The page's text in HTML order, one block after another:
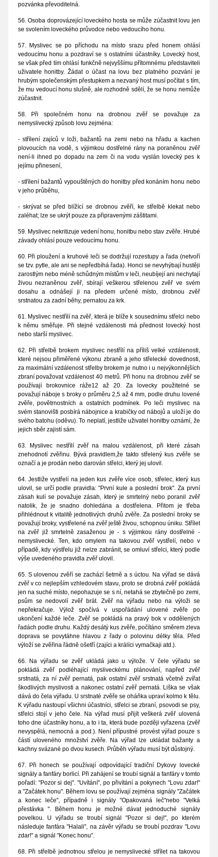
pozvánka převoditelná.
56. Osoba doprovázející loveckého hosta se může zúčastnit lovu jen
se svolením loveckého průvodce nebo vedoucího honu.
57. Myslivec se po příchodu na místo srazu před honem ohlásí
vedoucímu honu a pozdraví se s ostatními účastníky. Lovecký host,
se však před tím ohlásí funkčně nejvyššímu přítomnému představiteli
uživatele honitby. Žádat o účast na lovu bez platného pozvání je
hrubým společenským přestupkem a nezvaný host musí počítat s tím,
že mu vedoucí honu slušně, ale rozhodně sdělí, že se honu nemůže
zúčastnit.
58. Při společném honu na drobnou zvěř se považuje za
nemyslivecký způsob lovu zejména:
- střílení zajíců v loži, bažantů na zemi nebo na hřadu a kachen
plovoucích na vodě, s výjimkou dostřelné rány na poraněnou zvěř
není-li ihned po dopadu na zem či na vodu vyslán lovecký pes k
jejímu přinesení,
- střílení bažantů vypouštěných do honitby před konáním honu nebo
v jeho průběhu,
- skrývat se před blížící se drobnou zvěří, ke střelbě klekat nebo
zaléhat; lze se ukrýt pouze za připravenými záštitami.
59. Myslivec nekritizuje vedení honu, honitbu nebo stav zvěře. Hrubé
závady ohlásí pouze vedoucímu honu.
60. Při ploužení a kruhové leči se dodržují rozestupy a řada (netvoří
se tzv. pytle, ale ani se nepředbíhá řada). Honci se nevyhýbají hustěji
zarostlým nebo méně schůdným místům v leči, neubíjejí ani nechytají
živou nezraněnou zvěř, sbírají veškerou střelenou zvěř ve svém
dosahu a odnášejí ji na předem určené místo, drobnou zvěř
srstnatou za zadní běhy, pernatou za krk.
61. Myslivec nestřílí na zvěř, která je blíže k sousednímu střelci nebo
k němu směřuje. Při stejné vzdálenosti má přednost lovecký host
nebo starší myslivec.
62. Při střelbě brokem myslivec nestřílí na příliš velké vzdálenosti,
které nejsou přiměřené výkonu zbraně a jeho střelecké dovednosti,
za maximální vzdálenost střelby brokem je nutno i u nejvýkonnějších
zbraní považovat vzdálenost 40 metrů. Při honu na drobnou zvěř se
používají brokovnice ráže12 až 20. Za lovecky použitelné se
považují náboje s broky o průměru 2,5 až 4 mm, podle druhu lovené
zvěře, povětrnostních a ostatních podmínek. Po leči myslivec na
svém stanovišti posbírá nábojnice a krabičky od nábojů a uloží je do
svého batohu (oděvu). To neplatí, jestliže uživatel honitby oznámí, že
jejich sběr zajistí sám.
63. Myslivec nestřílí zvěř na malou vzdálenost, při které zásah
znehodnotí zvěřinu. Bývá pravidlem,že takto střelený kus zvěře se
označí a je prodán nebo darován střelci, který jej ulovil.
64. Jestliže vystřelí na jeden kus zvěře více osob, střelec, který kus
ulovil, se určí podle pravidla: "První kule a poslední brok". Za první
zásah kulí se považuje zásah, který je smrtelný nebo poranil zvěř
natolik, že je snadno dohledána a dostřelena. Přitom je třeba
přihlédnout k vitalitě jednotlivých druhů zvěře. Za poslední broky se
považují broky, vystřelené na zvěř ještě živou, schopnou úniku. Střílet
na zvěř již smrtelně zasaženou je - s výjimkou rány dostřelné -
nemyslivecké. Ten, kdo omylem na takovou zvěř vystřelí, nebo v
případě, kdy výstřelu již nelze zabránit, se omluví střelci, který podle
výše uvedeného pravidla zvěř ulovil.
65. S ulovenou zvěří se zachází šetrně a s úctou. Na výřad se dává
zvěř v co nejlepším vzhledovém stavu, proto se drobná zvěř pokládá
jen na suché místo, nepohazuje se s ní, netahá se zbytečně po zemi,
psům se nedovolí zvěř brát. Zvěř na výřadu nebo na výloži se
nepřekračuje. Výlož spočívá v uspořádání ulovené zvěře po
ukončení každé leče. Zvěř se pokládá na pravý bok v oddělených
řadách podle druhu. Každý desátý kus zvěře, počítáno směrem zleva
doprava se povytáhne hlavou z řady o polovinu délky těla. Před
výloží se zvěřina řádně ošetří (zajíci a králíci vymačkaji atd.).
66. Na výřadu se zvěř ukládá jako u výlože. V čele výřadu se
pokládá zvěř podléhající mysliveckému plánování, napřed zvěř
srstnatá, za ní zvěř pernatá, pak ostatní zvěř srstnatá včetně zvířat
škodlivých myslivosti a nakonec ostatní zvěř pernatá. Liška se však
dává do čela výřadu. U srstnaté zvěře se oháňka upraví kolmo k tělu.
K výřadu nastoupí všichni účastníci, střelci se zbraní, psovodi se psy,
střelci stojí v jeho čele. Na výřad musí přijít veškerá zvěř ulovená
toho dne účastníky honu, a to i ta, která bude později vyřazena (zvěř
nevyspělá, nemocná a pod.). Není přípustné provést výřad pouze s
částí uloveného množství zvěře. Na výřad lze ukládat bažanty a
kachny svázané po dvou kusech. Průběh výřadu musí být důstojný.
67. Při honech se používají odpovídající tradiční Dykovy lovecké
signály a fanfáry borlicí. Při zahájení se troubí signál a fanfáry v tomto
pořadí: "Pozor si dej". "Uvítání", po přivítání a pokynech "Lovu zdar!"
a "Začátek honu". Během lovu se používají zejména signály "Začátek
a konec leče", případně i signály "Opakovaná leč"nebo "Velká
přestávka ". Během honu je možné dávat jednoduché signály
povelkou. U výřadu se troubí signál "Pozor si dej!", po kterém
následuje fanfára "Halali", na závěr výřadu se troubí pozdrav "Lovu
zdar!" a signál "Konec honu".
68. Při střelbě jednotnou střelou je nemyslivecké střílet na takovou